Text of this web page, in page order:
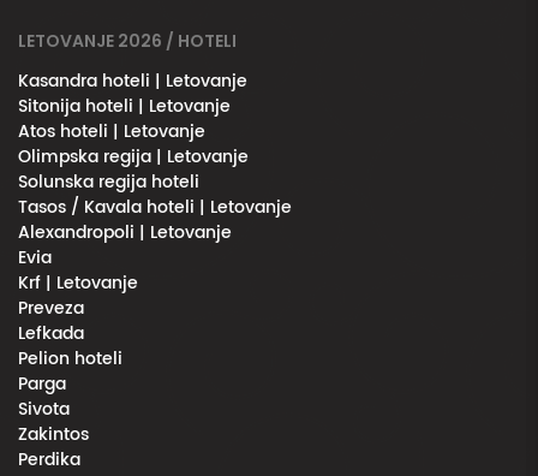
LETOVANJE 2026 / HOTELI
Kasandra hoteli | Letovanje
Sitonija hoteli | Letovanje
Atos hoteli | Letovanje
Olimpska regija | Letovanje
Solunska regija hoteli
Tasos / Kavala hoteli | Letovanje
Alexandropoli | Letovanje
Evia
Krf | Letovanje
Preveza
Lefkada
Pelion hoteli
Parga
Sivota
Zakintos
Perdika